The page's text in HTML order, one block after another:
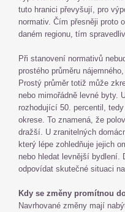
tuto hranici převyšují, pro
normativ. Čím přesněji proto
daném regionu, tím
Při stanovení normativů
prostého průměru
Prostý průměr totiž může
nebo mimořádně levné byty.
rozhodující 50. percentil,
okrese. To znamená, že
dražší. U zranitelných
který lépe zohledňuje jejich
nebo hledat levnější bydlení.
odpovídat skutečné situaci
Kdy se změny promítnou
Navrhované změny mají